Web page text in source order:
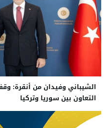
الشيباني وفيدان من أنقرة: وقف
التعاون بين سوريا وتركيا